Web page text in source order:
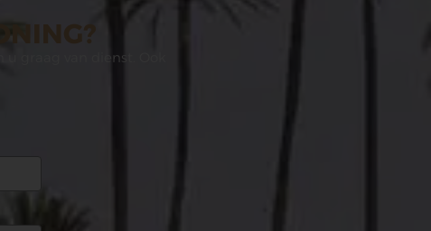
graag van dienst. Ook